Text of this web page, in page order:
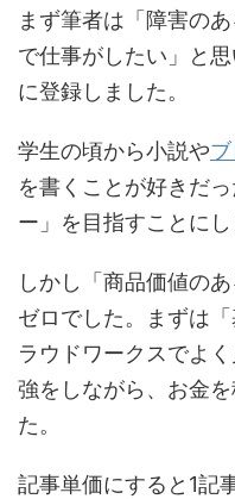
まず筆者は「障害の
で仕事がしたい」と
に登録しました。
学生の頃から小説や
を書くことが好きだ
ー」を目指すことにし
しかし「商品価値の
ゼロでした。まずは
ラウドワークスでよ
強をしながら、お金
た。
記事単価にすると1記